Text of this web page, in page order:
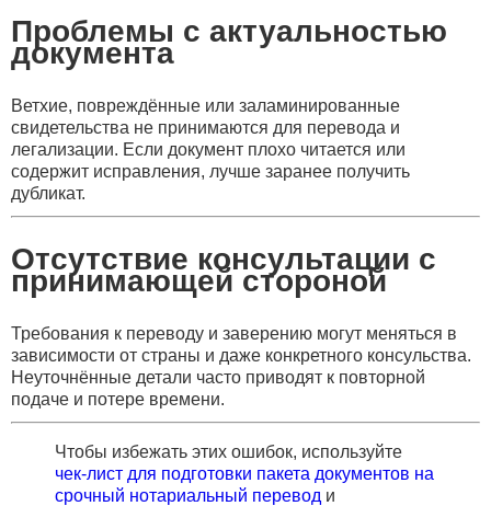
Проблемы с актуальностью
документа
Ветхие, повреждённые или заламинированные
свидетельства не принимаются для перевода и
легализации. Если документ плохо читается или
содержит исправления, лучше заранее получить
дубликат.
Отсутствие консультации с
принимающей стороной
Требования к переводу и заверению могут меняться в
зависимости от страны и даже конкретного консульства.
Неуточнённые детали часто приводят к повторной
подаче и потере времени.
Чтобы избежать этих ошибок, используйте
чек-лист для подготовки пакета документов на
срочный нотариальный перевод и